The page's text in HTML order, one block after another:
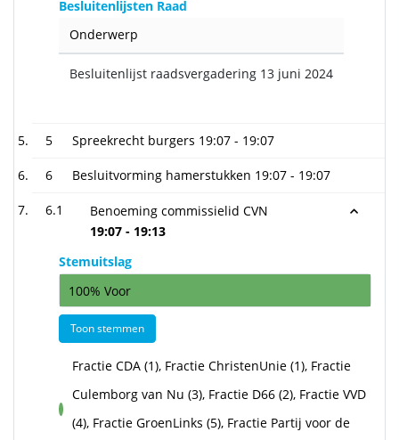
Besluitenlijsten Raad
Onderwerp
Besluitenlijst raadsvergadering 13 juni 2024
5 Spreekrecht burgers 19:07 - 19:07
6 Besluitvorming hamerstukken 19:07 - 19:07
6.1
Benoeming commissielid CVN
19:07 - 19:13
Stemuitslag
100% Voor
Toon stemmen
voor
Fractie CDA (1), Fractie ChristenUnie (1), Fractie
Culemborg van Nu (3), Fractie D66 (2), Fractie VVD
(4), Fractie GroenLinks (5), Fractie Partij voor de